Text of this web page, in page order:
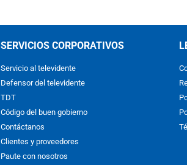
SERVICIOS CORPORATIVOS
Servicio al televidente
Defensor del televidente
TDT
Código del buen gobierno
Contáctanos
Clientes y proveedores
Paute con nosotros